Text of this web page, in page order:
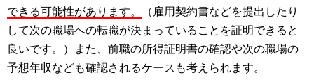
できる可能性があります。
（雇用契約書などを提出したり
して次の職場への転職が決まっていることを証明できると
良いです。）また、前職の所得証明書の確認や次の職場の
予想年収なども確認されるケースも考えられます。